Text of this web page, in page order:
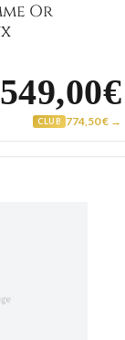
Or
CLUB 774,50 € →
Chevalière Homme